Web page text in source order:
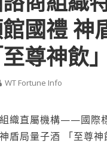
國禮 神
尊神飲」
WT Fortune Info
織直屬機構——國際
盾局量子酒 「至尊神